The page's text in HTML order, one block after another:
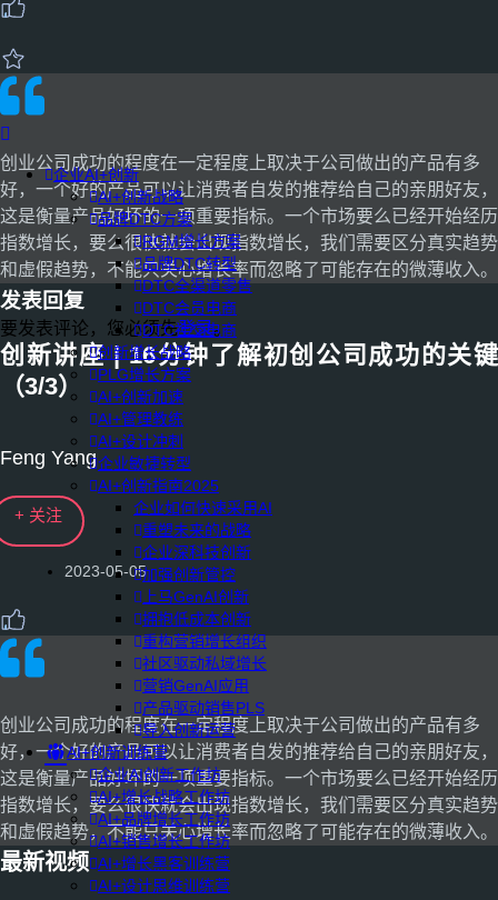
企业AI+创新
AI+创新战略
品牌DTC方案
RGM增长方案
品牌DTC转型
DTC全渠道零售
DTC会员电商
DTC社交电商
创新增长战略
PLG增长方案
AI+创新加速
AI+管理教练
AI+设计冲刺
企业敏捷转型
AI+创新指南2025
企业如何快速采用AI
重塑未来的战略
企业深科技创新
加强创新管控
上马GenAI创新
拥抱低成本创新
重构营销增长组织
社区驱动私域增长
营销GenAI应用
产品驱动销售PLS
导入创新运营
AI+创新训练营
企业AI创新工作坊
AI+增长战略工作坊
AI+品牌增长工作坊
AI+销售增长工作坊
AI+增长黑客训练营
AI+设计思维训练营
创业公司成功的程度在一定程度上取决于公司做出的产品有多
好，一个好的产品可以让消费者自发的推荐给自己的亲朋好友，
这是衡量产品好坏的一项重要指标。一个市场要么已经开始经历
指数增长，要么很快就会出现指数增长，我们需要区分真实趋势
和虚假趋势，不能只关心增长率而忽略了可能存在的微薄收入。
发表回复
要发表评论，您必须先登录。
创新讲座 | 16分钟了解初创公司成功的关键
（3/3）
Feng Yang
+ 关注
2023-05-05
创业公司成功的程度在一定程度上取决于公司做出的产品有多
好，一个好的产品可以让消费者自发的推荐给自己的亲朋好友，
这是衡量产品好坏的一项重要指标。一个市场要么已经开始经历
指数增长，要么很快就会出现指数增长，我们需要区分真实趋势
和虚假趋势，不能只关心增长率而忽略了可能存在的微薄收入。
最新视频